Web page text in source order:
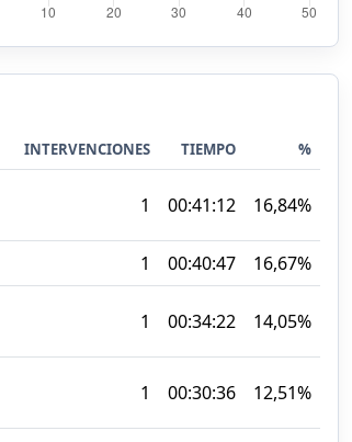
INTERVENCIONES TIEMPO %
1 00:41:12 16,84%
1 00:40:47
16,67%
1 00:34:22 14,05%
1 00:30:36 12,51%